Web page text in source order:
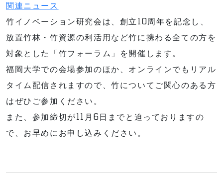
関連ニュース
竹イノベーション研究会は、創立10周年を記念し、
放置竹林・竹資源の利活用など竹に携わる全ての方を
対象とした「竹フォーラム」を開催します。
福岡大学での会場参加のほか、オンラインでもリアル
タイム配信されますので、竹についてご関心のある方
はぜひご参加ください。
また、参加締切が11月6日までと迫っておりますの
で、お早めにお申し込みください。